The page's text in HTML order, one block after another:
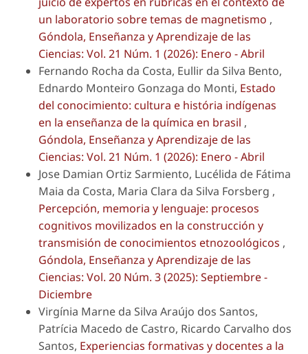
un laboratorio sobre temas de magnetismo ,
Góndola, Enseñanza y Aprendizaje de las
Ciencias: Vol. 21 Núm. 1 (2026): Enero - Abril
Fernando Rocha da Costa, Eullir da Silva Bento,
Ednardo Monteiro Gonzaga do Monti, Estado
del conocimiento: cultura e história indígenas
en la enseñanza de la química en brasil ,
Góndola, Enseñanza y Aprendizaje de las
Ciencias: Vol. 21 Núm. 1 (2026): Enero - Abril
Jose Damian Ortiz Sarmiento, Lucélida de Fátima
Maia da Costa, Maria Clara da Silva Forsberg ,
Percepción, memoria y lenguaje: procesos
cognitivos movilizados en la construcción y
transmisión de conocimientos etnozoológicos ,
Góndola, Enseñanza y Aprendizaje de las
Ciencias: Vol. 20 Núm. 3 (2025): Septiembre -
Diciembre
Virgínia Marne da Silva Araújo dos Santos,
Patrícia Macedo de Castro, Ricardo Carvalho dos
Santos, Experiencias formativas y docentes a la